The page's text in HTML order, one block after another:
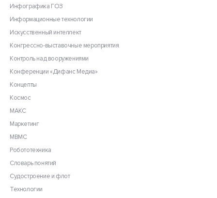
Инфографика ГОЗ
Информационные технологии
Искусственный интеллект
Конгрессно-выставочные мероприятия
Контроль над вооружениями
Конференции «Дифанс Медиа»
Концепты
Космос
МАКС
Маркетинг
МВМС
Робототехника
Словарь понятий
Судостроение и флот
Технологии